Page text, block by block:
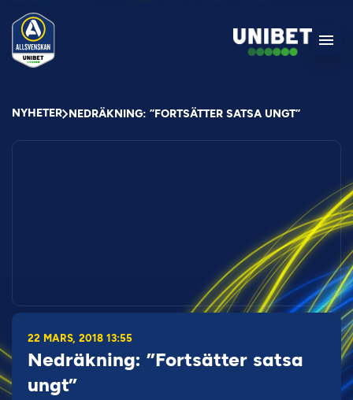
NYHETER NEDRÄKNING: ”FORTSÄTTER SATSA UNGT”
22 MARS, 2018 13:55
Nedräkning: ”Fortsätter satsa
ungt”